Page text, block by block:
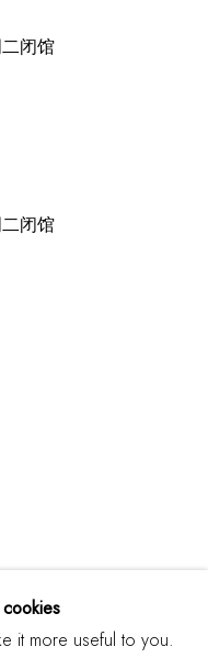
闭馆
闭馆
it more useful to you.